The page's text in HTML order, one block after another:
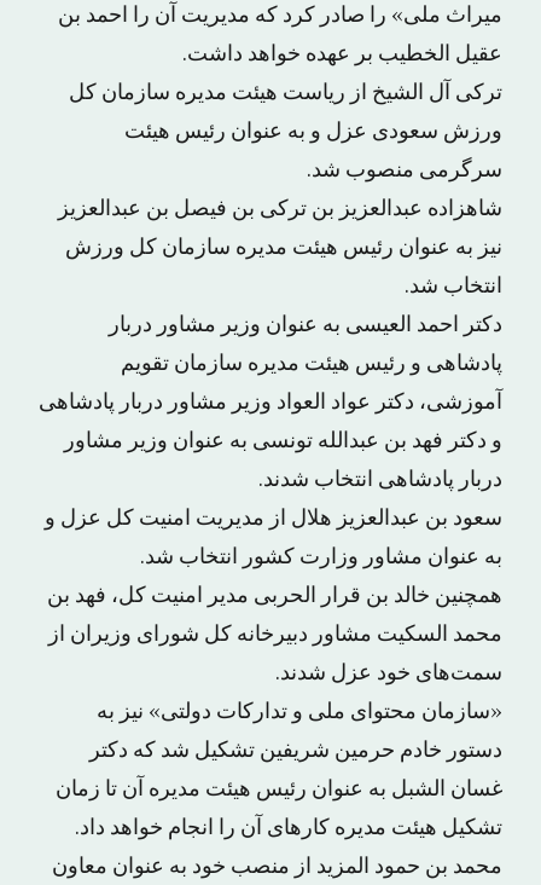
میراث ملی» را صادر کرد که مدیریت آن را احمد بن
عقیل الخطیب بر عهده خواهد داشت.
ترکی آل الشیخ از ریاست هیئت مدیره سازمان کل
ورزش سعودی عزل و به عنوان رئیس هیئت
سرگرمی منصوب شد.
شاهزاده عبدالعزیز بن ترکی بن فیصل بن عبدالعزیز
نیز به عنوان رئیس هیئت مدیره سازمان کل ورزش
انتخاب شد.
دکتر احمد العیسی به عنوان وزیر مشاور دربار
پادشاهی و رئیس هیئت مدیره سازمان تقویم
آموزشی، دکتر عواد العواد وزیر مشاور دربار پادشاهی
و دکتر فهد بن عبدالله تونسی به عنوان وزیر مشاور
دربار پادشاهی انتخاب شدند.
سعود بن عبدالعزیز هلال از مدیریت امنیت کل عزل و
به عنوان مشاور وزارت کشور انتخاب شد.
همچنین خالد بن قرار الحربی مدیر امنیت کل، فهد بن
محمد السکیت مشاور دبیرخانه کل شورای وزیران از
سمت‌های خود عزل شدند.
«سازمان محتوای ملی و تدارکات دولتی» نیز به
دستور خادم حرمین شریفین تشکیل شد که دکتر
غسان الشبل به عنوان رئیس هیئت مدیره آن تا زمان
تشکیل هیئت مدیره کارهای آن را انجام خواهد داد.
محمد بن حمود المزید از منصب خود به عنوان معاون